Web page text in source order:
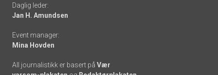
links
Daglig leder:
Jan H. Amundsen
Event manager:
Mina Hovden
All journalistikk er basert på Vær